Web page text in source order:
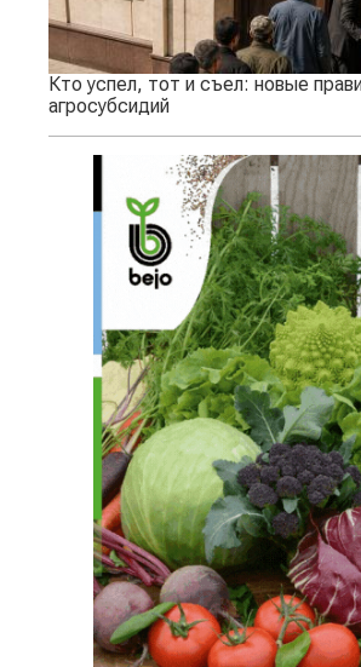
Кто успел, тот и съел: новые
агросубсидий